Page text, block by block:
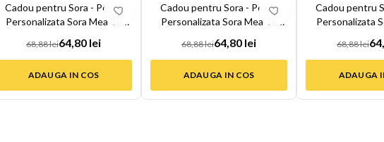
%
Cadou pentru Sora - Perna
Personalizata Sora Mea Te
68,88 lei64,80 lei
ADAUGA IN COS
%
Cadou pentru Sora - Perna
Personalizata Sora Mea Te
68,88 lei64,80 lei
ADAUGA IN COS
%
Cadou pentru
Personalizata
68,88 lei
ADAUGA